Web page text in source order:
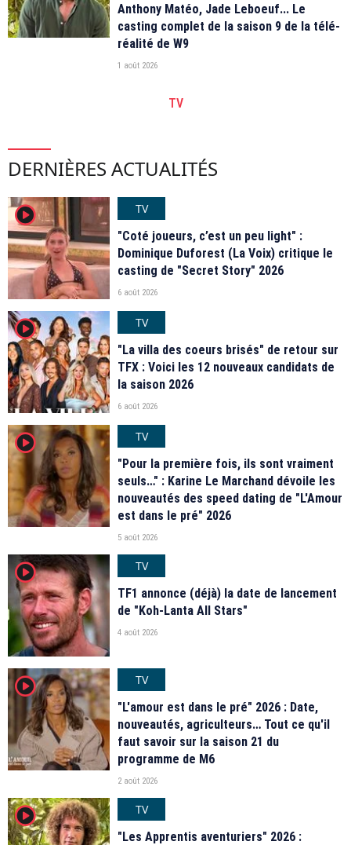
Anthony Matéo, Jade Leboeuf... Le
casting complet de la saison 9 de la télé-
réalité de W9
1 août 2026
TV
DERNIÈRES ACTUALITÉS
player2
TV
"Coté joueurs, c’est un peu light" :
Dominique Duforest (La Voix) critique le
casting de "Secret Story" 2026
6 août 2026
player2
TV
"La villa des coeurs brisés" de retour sur
TFX : Voici les 12 nouveaux candidats de
la saison 2026
6 août 2026
player2
TV
"Pour la première fois, ils sont vraiment
seuls…" : Karine Le Marchand dévoile les
nouveautés des speed dating de "L'Amour
est dans le pré" 2026
5 août 2026
player2
TV
TF1 annonce (déjà) la date de lancement
de "Koh-Lanta All Stars"
4 août 2026
player2
TV
"L'amour est dans le pré" 2026 : Date,
nouveautés, agriculteurs… Tout ce qu'il
faut savoir sur la saison 21 du
programme de M6
2 août 2026
player2
TV
"Les Apprentis aventuriers" 2026 :